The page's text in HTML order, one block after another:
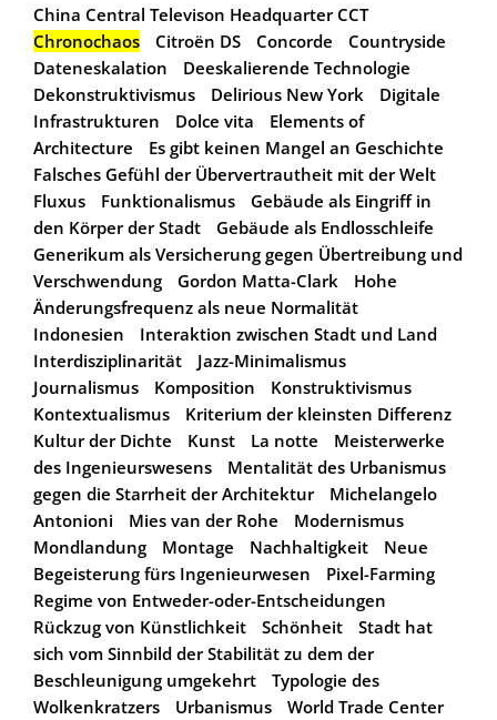
China Central Televison Headquarter CCT
Chronochaos
Citroën DS Concorde
Countryside
Dateneskalation
Deeskalierende Technologie
Dekonstruktivismus
Delirious New York
Digitale
Infrastrukturen
Dolce vita
Elements of
Architecture
Es gibt keinen Mangel an Geschichte
Falsches Gefühl der Übervertrautheit mit der Welt
Fluxus
Funktionalismus
Gebäude als Eingriff in
den Körper der Stadt
Gebäude als Endlosschleife
Generikum als Versicherung gegen Übertreibung und
Verschwendung
Gordon Matta-Clark
Hohe
Änderungsfrequenz als neue Normalität
Indonesien
Interaktion zwischen Stadt und Land
Interdisziplinarität
Jazz-Minimalismus
Journalismus
Komposition
Konstruktivismus
Kontextualismus
Kriterium der kleinsten Differenz
Kultur der Dichte
Kunst La notte
Meisterwerke
des Ingenieurswesens
Mentalität des Urbanismus
gegen die Starrheit der Architektur
Michelangelo
Antonioni
Mies van der Rohe
Modernismus
Mondlandung
Montage Nachhaltigkeit
Neue
Begeisterung fürs Ingenieurwesen
Pixel-Farming
Regime von Entweder-oder-Entscheidungen
Rückzug von Künstlichkeit
Schönheit
Stadt hat
sich vom Sinnbild der Stabilität zu dem der
Beschleunigung umgekehrt
Typologie des
Wolkenkratzers
Urbanismus
World Trade Center